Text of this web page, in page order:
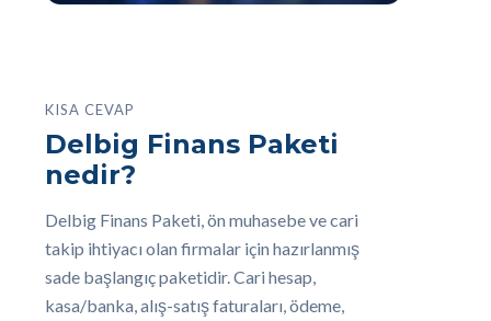
KISA CEVAP
Delbig Finans Paketi
nedir?
Delbig Finans Paketi, ön muhasebe ve cari
takip ihtiyacı olan firmalar için hazırlanmış
sade başlangıç paketidir. Cari hesap,
kasa/banka, alış-satış faturaları, ödeme,